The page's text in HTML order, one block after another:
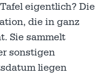
eigentlich? Die
die in ganz
Sie sammelt
sonstigen
liegen